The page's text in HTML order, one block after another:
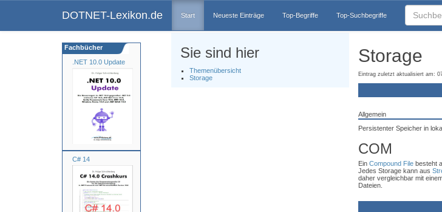
DOTNET-Lexikon.de Start Neueste Einträge Top-Begriffe Top-Suchbegriffe
.NET 10.0 Update
C# 14
Fachbücher Sie sind hier
Themenübersicht
Storage
Storage
Eintrag zuletzt aktualisiert am:
Allgemein
Persistenter Speicher in
COM
Ein Compound Filebesteht
Jedes Storage kann aus
daher vergleichbar mit
Dateien.